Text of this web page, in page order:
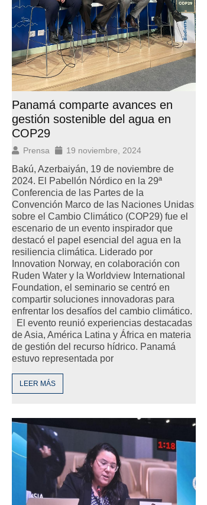
Panamá comparte avances en
gestión sostenible del agua en
COP29
Prensa 19 noviembre, 2024
Bakú, Azerbaiyán, 19 de noviembre de
2024. El Pabellón Nórdico en la 29ª
Conferencia de las Partes de la
Convención Marco de las Naciones Unidas
sobre el Cambio Climático (COP29) fue el
escenario de un evento inspirador que
destacó el papel esencial del agua en la
resiliencia climática. Liderado por
Innovation Norway, en colaboración con
Ruden Water y la Worldview International
Foundation, el seminario se centró en
compartir soluciones innovadoras para
enfrentar los desafíos del cambio climático.
El evento reunió experiencias destacadas
de Asia, América Latina y África en materia
de gestión del recurso hídrico. Panamá
estuvo representada por
LEER MÁS